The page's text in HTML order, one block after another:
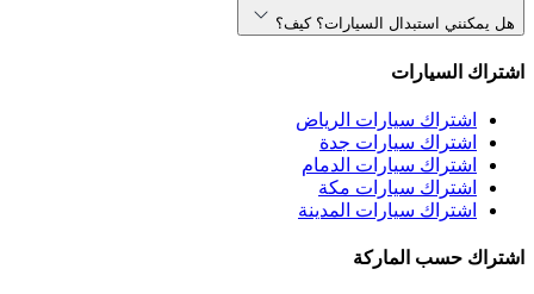
هل يمكنني استبدال السيارات؟ كيف؟
اشتراك السيارات
اشتراك سيارات الرياض
اشتراك سيارات جدة
اشتراك سيارات الدمام
اشتراك سيارات مكة
اشتراك سيارات المدينة
اشتراك حسب الماركة